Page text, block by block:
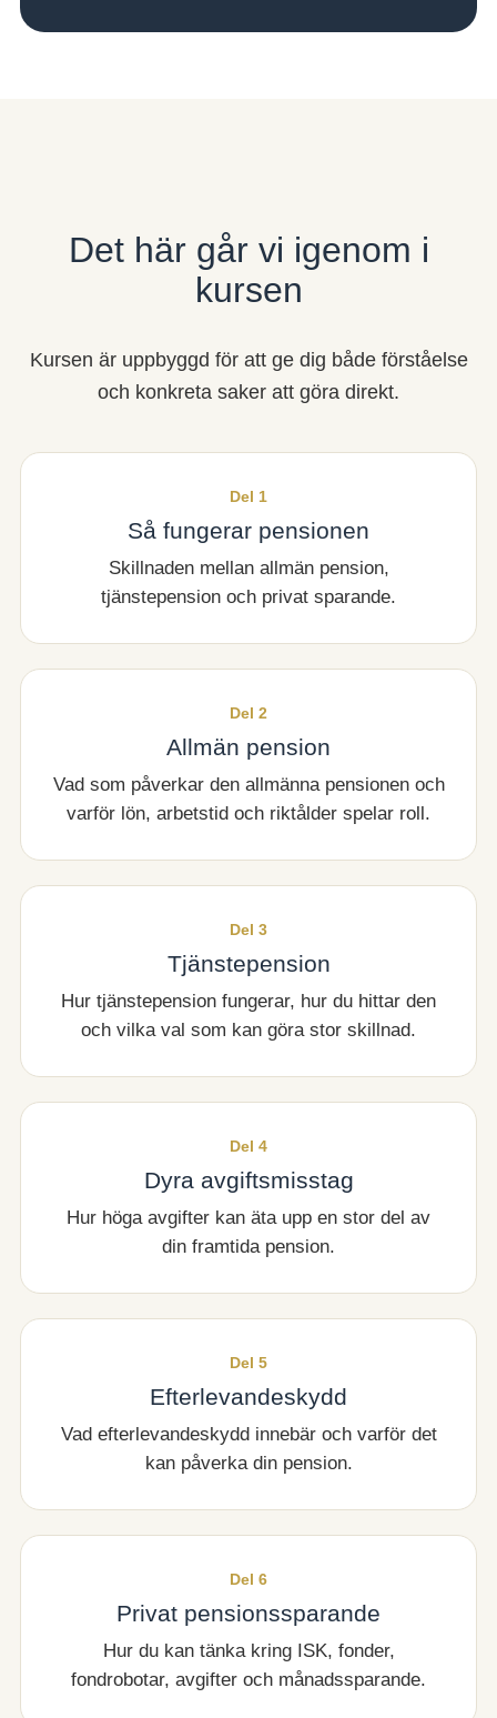
Det här går vi igenom i
kursen
Kursen är uppbyggd för att ge dig både förståelse
och konkreta saker att göra direkt.
Del 1
Så fungerar pensionen
Skillnaden mellan allmän pension,
tjänstepension och privat sparande.
Del 2
Allmän pension
Vad som påverkar den allmänna pensionen och
varför lön, arbetstid och riktålder spelar roll.
Del 3
Tjänstepension
Hur tjänstepension fungerar, hur du hittar den
och vilka val som kan göra stor skillnad.
Del 4
Dyra avgiftsmisstag
Hur höga avgifter kan äta upp en stor del av
din framtida pension.
Del 5
Efterlevandeskydd
Vad efterlevandeskydd innebär och varför det
kan påverka din pension.
Del 6
Privat pensionssparande
Hur du kan tänka kring ISK, fonder,
fondrobotar, avgifter och månadssparande.